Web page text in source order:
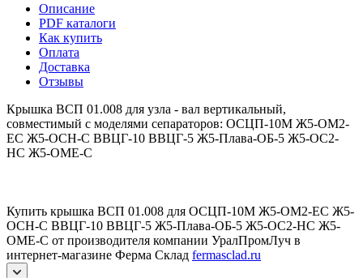
Описание
PDF каталоги
Как купить
Оплата
Доставка
Отзывы
Крышка ВСП 01.008 для узла - вал вертикальный,
совместимый с моделями сепараторов: ОСЦП-10М Ж5-ОМ2-
ЕС Ж5-ОСН-С ВВЦГ-10 ВВЦГ-5 Ж5-Плава-ОБ-5 Ж5-ОС2-
НС Ж5-ОМЕ-С
Купить крышка ВСП 01.008 для ОСЦП-10М Ж5-ОМ2-ЕС Ж5-
ОСН-С ВВЦГ-10 ВВЦГ-5 Ж5-Плава-ОБ-5 Ж5-ОС2-НС Ж5-
ОМЕ-С от производителя компании УралПромЛуч в
интернет-магазине Ферма Склад fermasclad.ru